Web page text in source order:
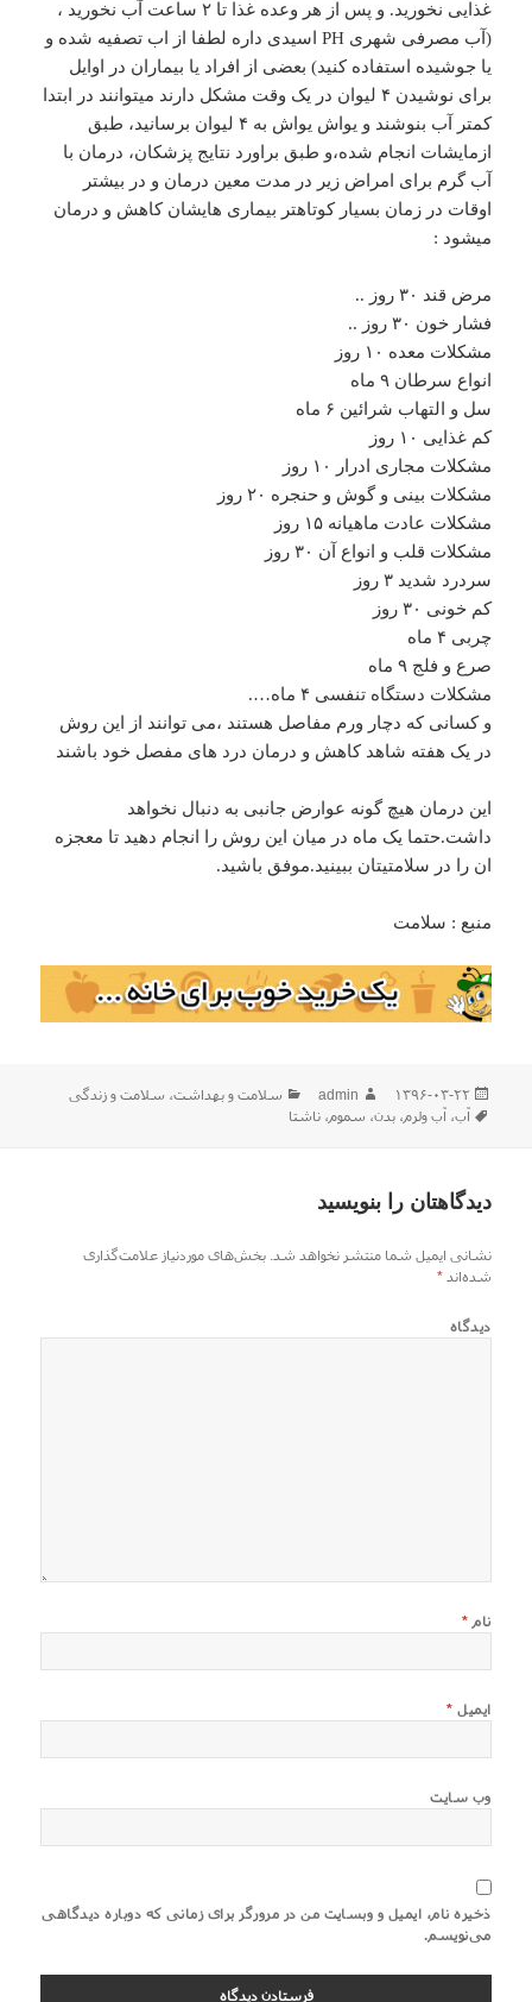
غذایی نخورید. و پس از هر وعده غذا تا ۲ ساعت آب نخورید ،
(آب مصرفی شهری PH اسیدی داره لطفا از اب تصفیه شده و
یا جوشیده استفاده کنید) بعضی از افراد یا بیماران در اوایل
برای نوشیدن ۴ لیوان در یک وقت مشکل دارند میتوانند در ابتدا
کمتر آب بنوشند و یواش یواش به ۴ لیوان برسانید، طبق
ازمایشات انجام شده،و طبق براورد نتایج پزشکان، درمان با
آب گرم برای امراض زیر در مدت معین درمان و در بیشتر
اوقات در زمان بسیار کوتاهتر بیماری هایشان کاهش و درمان
میشود :
مرض قند ۳۰ روز ..
فشار خون ۳۰ روز ..
مشکلات معده ۱۰ روز
انواع سرطان ۹ ماه
سل و التهاب شرائین ۶ ماه
کم غذایی ۱۰ روز
مشکلات مجاری ادرار ۱۰ روز
مشکلات بینی و گوش و حنجره ۲۰ روز
مشکلات عادت ماهیانه ۱۵ روز
مشکلات قلب و انواع آن ۳۰ روز
سردرد شدید ۳ روز
کم خونی ۳۰ روز
چربی ۴ ماه
صرع و فلج ۹ ماه
مشکلات دستگاه تنفسی ۴ ماه….
و کسانی که دچار ورم مفاصل هستند ،می توانند از این روش
در یک هفته شاهد کاهش و درمان درد های مفصل خود باشند
این درمان هیچ گونه عوارض جانبی به دنبال نخواهد
داشت.حتما یک ماه در میان این روش را انجام دهید تا معجزه
ان را در سلامتیتان ببینید.موفق باشید.
منبع : سلامت
ارسال
شده
۱۳۹۶-۰۳-۲۲ نویسنده
admin دسته‌ها
سلامت و بهداشت، سلامت و زندگی
برچسب‌ها
آب، آب ولرم،بدن، سموم،ناشتا
دیدگاهتان را بنویسید
نشانی ایمیل شما منتشر نخواهد شد. بخش‌های موردنیاز علامت‌گذاری
شده‌اند*
دیدگاه
نام *
ایمیل *
وب‌ سایت
ذخیره نام، ایمیل و وبسایت من در مرورگر برای زمانی که دوباره دیدگاهی
می‌نویسم.